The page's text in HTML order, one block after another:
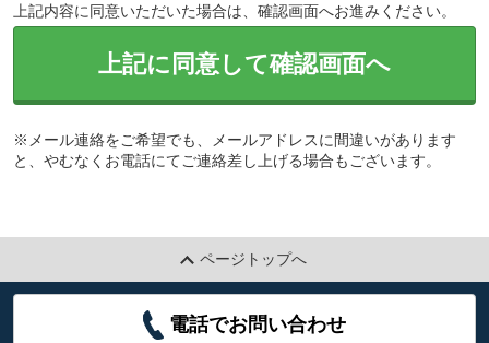
上記内容に同意いただいた場合は、確認画面へお進みください。
上記に同意して確認画面へ
※メール連絡をご希望でも、メールアドレスに間違いがあります
と、やむなくお電話にてご連絡差し上げる場合もございます。
ページトップへ
電話でお問い合わせ